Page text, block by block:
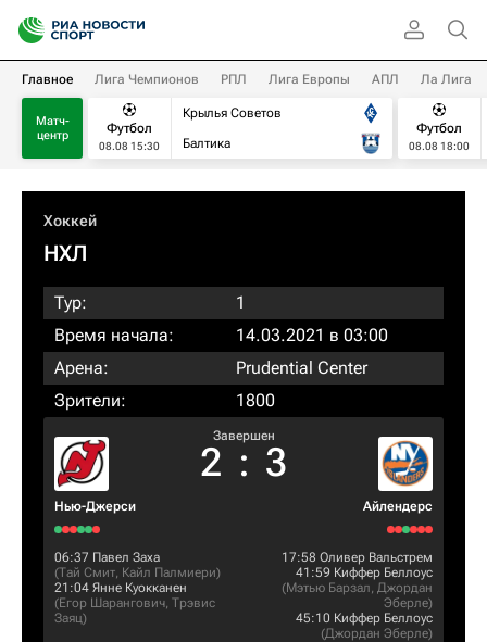
Главное Лига Чемпионов РПЛ Лига Европы АПЛ Ла Лига
Матч-
центр
Футбол
08.08 15:30
Крылья Советов
Балтика
Футбол
08.08 18:00
Хоккей
НХЛ
Тур:
1
Время начала:
14.03.2021 в 03:00
Арена:
Prudential Center
Зрители:
1800
Нью-Джерси
Завершен
2 : 3
Айлендерс
06:37 Павел Заха
(Тай Смит, Кайл Палмиери)
21:04 Янне Куокканен
(Егор Шарангович, Трэвис
Заяц)
17:58 Оливер Вальстрем
41:59 Киффер Беллоус
(Мэтью Барзал, Джордан
Эберле)
45:10 Киффер Беллоус
(Джордан Эберле)